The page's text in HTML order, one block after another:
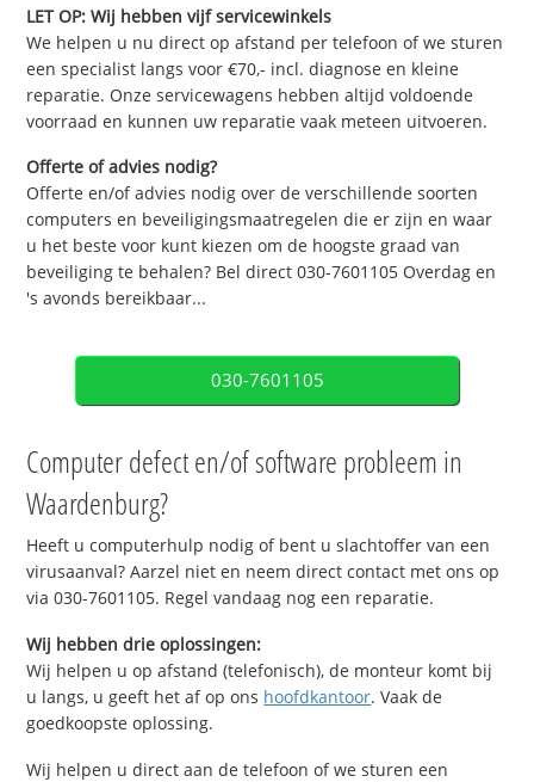
LET OP: Wij hebben vijf servicewinkels
We helpen u nu direct op afstand per telefoon of we sturen
een specialist langs voor €70,- incl. diagnose en kleine
reparatie. Onze servicewagens hebben altijd voldoende
voorraad en kunnen uw reparatie vaak meteen uitvoeren.
Offerte of advies nodig?
Offerte en/of advies nodig over de verschillende soorten
computers en beveiligingsmaatregelen die er zijn en waar
u het beste voor kunt kiezen om de hoogste graad van
beveiliging te behalen? Bel direct 030-7601105 Overdag en
's avonds bereikbaar...
030-7601105
Computer defect en/of software probleem in
Waardenburg?
Heeft u computerhulp nodig of bent u slachtoffer van een
virusaanval? Aarzel niet en neem direct contact met ons op
via 030-7601105. Regel vandaag nog een reparatie.
Wij hebben drie oplossingen:
Wij helpen u op afstand (telefonisch), de monteur komt bij
u langs, u geeft het af op ons hoofdkantoor. Vaak de
goedkoopste oplossing.
Wij helpen u direct aan de telefoon of we sturen een